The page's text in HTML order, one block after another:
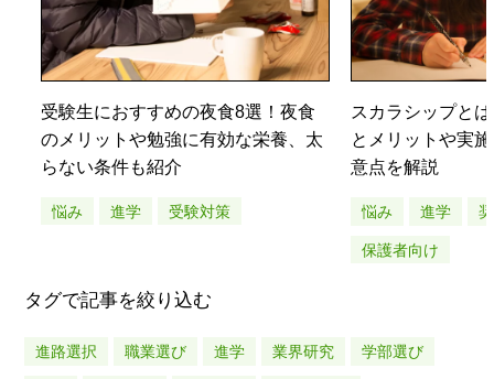
受験生におすすめの夜食8選！夜食
のメリットや勉強に有効な栄養、太
らない条件も紹介
悩み 進学 受験対策
スカラシップと
とメリットや実
意点を解説
悩み 進学
保護者向け
タグで記事を絞り込む
進路選択 職業選び 進学 業界研究 学部選び